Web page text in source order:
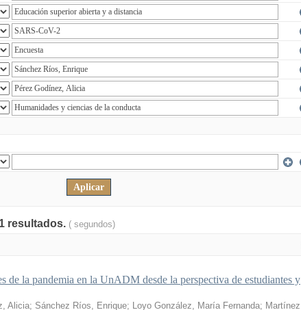
resultados. ( segundos)
de la pandemia en la UnADM desde la perspectiva de estudiantes y
Alicia; Sánchez Ríos, Enrique; Loyo González, María Fernanda; Martínez